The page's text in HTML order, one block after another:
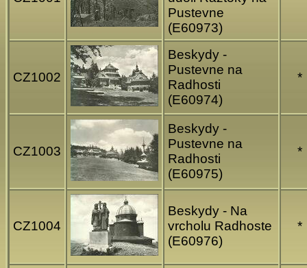
Pustevne
(E60973)
CZ1002
Beskydy -
Pustevne na
Radhosti
(E60974)
*
CZ1003
Beskydy -
Pustevne na
Radhosti
(E60975)
*
CZ1004
Beskydy - Na
vrcholu Radhoste
(E60976)
*